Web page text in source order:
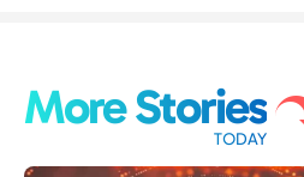
More Stories
TODAY